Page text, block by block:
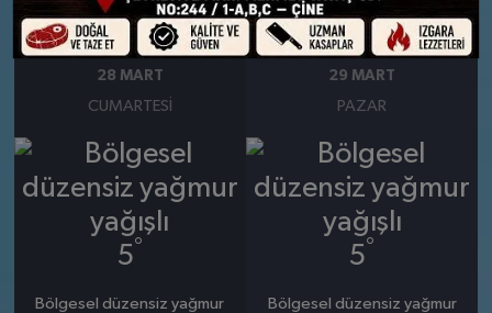
28 MART
CUMARTESI
5°
Bölgesel düzensiz yağmur
29 MART
PAZAR
5°
Bölgesel düzensiz yağmur